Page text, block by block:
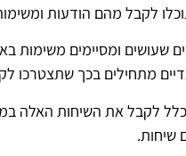
לקבל מהם הודעות
שעושים ומסיימים משימות
מתחילים בכך שתצטרכו
לקבל את השיחות האלה
שיחות.